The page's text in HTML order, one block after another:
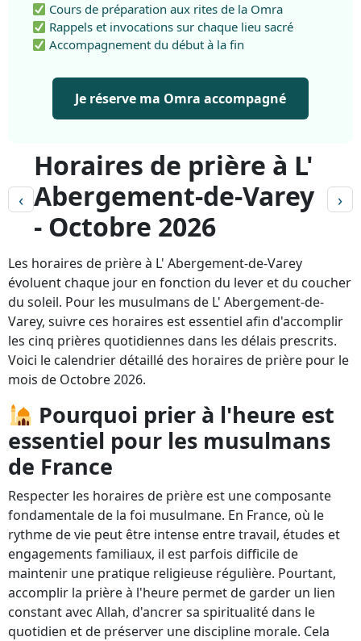
Cours de préparation aux rites de la Omra
Rappels et invocations sur chaque lieu sacré
Accompagnement du début à la fin
Je réserve ma Omra accompagné
‹
Horaires de prière à L'
Abergement-de-Varey
- Octobre 2026
›
Les horaires de prière à L' Abergement-de-Varey
évoluent chaque jour en fonction du lever et du coucher
du soleil. Pour les musulmans de L' Abergement-de-
Varey, suivre ces horaires est essentiel afin d'accomplir
les cinq prières quotidiennes dans les délais prescrits.
Voici le calendrier détaillé des horaires de prière pour le
mois de Octobre 2026.
Pourquoi prier à l'heure est
essentiel pour les musulmans
de France
Respecter les horaires de prière est une composante
fondamentale de la foi musulmane. En France, où le
rythme de vie peut être intense entre travail, études et
engagements familiaux, il est parfois difficile de
maintenir une pratique religieuse régulière. Pourtant,
accomplir la prière à l'heure permet de garder un lien
constant avec Allah, d'ancrer sa spiritualité dans le
quotidien et de préserver une discipline morale. Cela